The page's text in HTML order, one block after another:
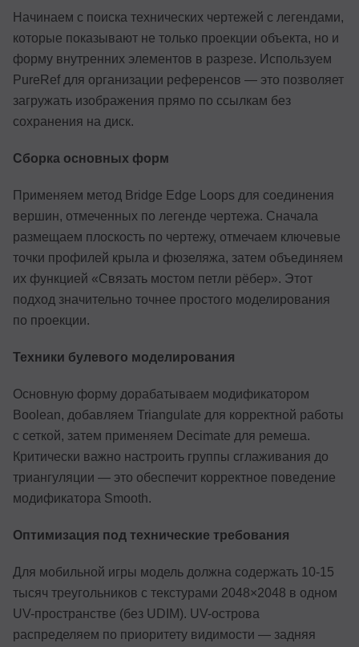
Начинаем с поиска технических чертежей с легендами,
которые показывают не только проекции объекта, но и
форму внутренних элементов в разрезе. Используем
PureRef для организации референсов — это позволяет
загружать изображения прямо по ссылкам без
сохранения на диск.
Сборка основных форм
Применяем метод Bridge Edge Loops для соединения
вершин, отмеченных по легенде чертежа. Сначала
размещаем плоскость по чертежу, отмечаем ключевые
точки профилей крыла и фюзеляжа, затем объединяем
их функцией «Связать мостом петли рёбер». Этот
подход значительно точнее простого моделирования
по проекции.
Техники булевого моделирования
Основную форму дорабатываем модификатором
Boolean, добавляем Triangulate для корректной работы
с сеткой, затем применяем Decimate для ремеша.
Критически важно настроить группы сглаживания до
триангуляции — это обеспечит корректное поведение
модификатора Smooth.
Оптимизация под технические требования
Для мобильной игры модель должна содержать 10-15
тысяч треугольников с текстурами 2048×2048 в одном
UV-пространстве (без UDIM). UV-острова
распределяем по приоритету видимости — задняя